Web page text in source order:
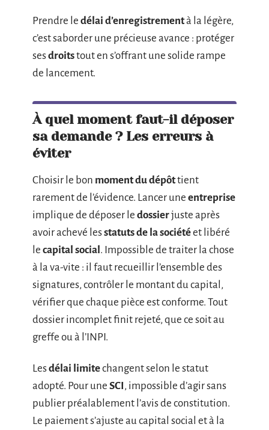
Prendre le délai d’enregistrementà la légère,
c’est saborder une précieuse avance : protéger
sesdroitstout en s’offrant une solide rampe
de lancement.
À quel moment faut-il déposer
sa demande ? Les erreurs à
éviter
Choisir le bon moment du dépôttient
rarement de l’évidence. Lancer une entreprise
implique de déposer le dossierjuste après
avoir achevé lesstatuts de la sociétéet libéré
le capital social. Impossible de traiter la chose
à la va-vite : il faut recueillir l’ensemble des
signatures, contrôler le montant du capital,
vérifier que chaque pièce est conforme. Tout
dossier incomplet finit rejeté, que ce soit au
greffe ou à l’INPI.
Lesdélai limitechangent selon le statut
adopté. Pour une SCI, impossible d’agir sans
publier préalablement l’avis de constitution.
Le paiement s’ajuste au capital social et à la